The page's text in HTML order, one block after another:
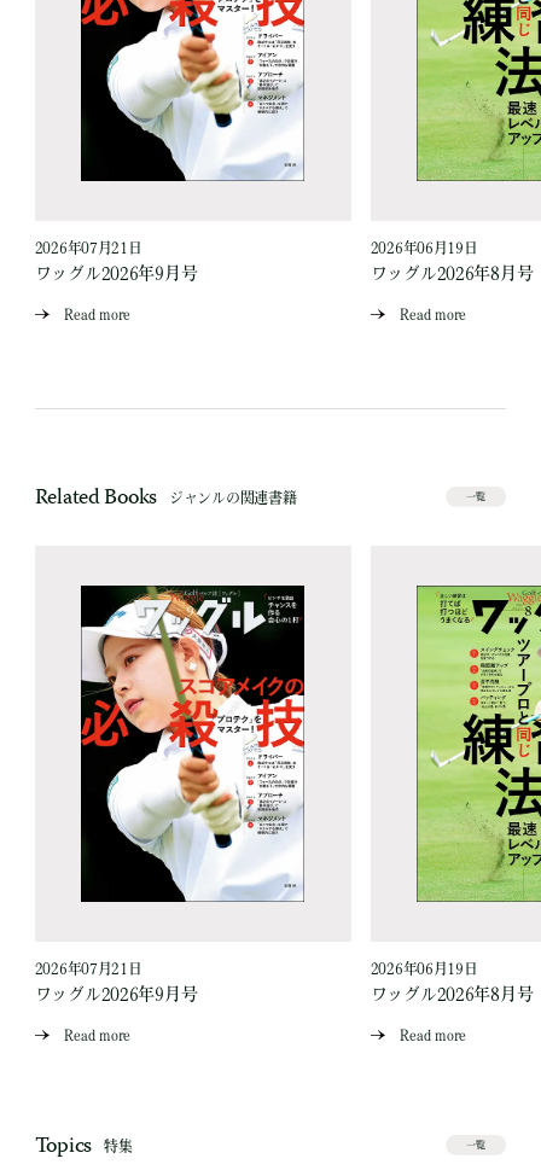
2026年07月21日
ワッグル2026年9月号
Read more
2026年06月19日
ワッグル2026年8月号
Read more
Related Books ジャンルの関連書籍 一覧
2026年07月21日
ワッグル2026年9月号
Read more
2026年06月19日
ワッグル2026年8月号
Read more
Topics 特集 一覧